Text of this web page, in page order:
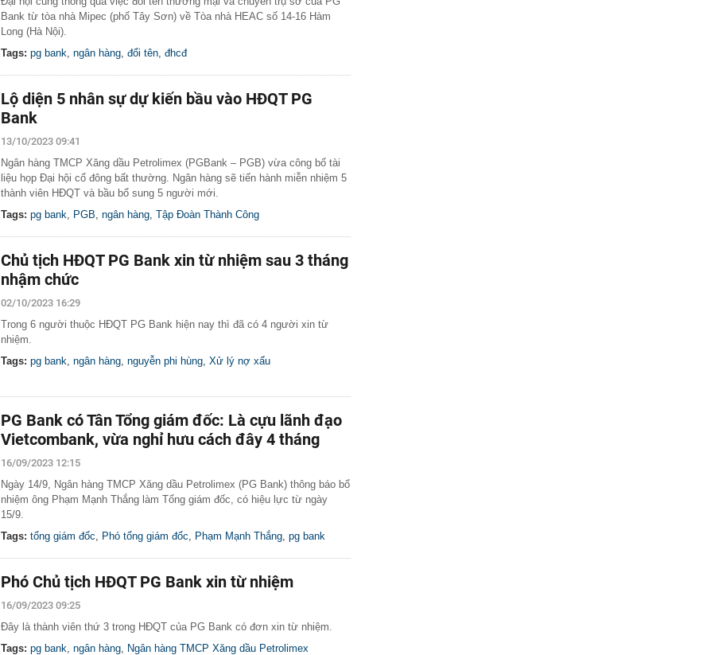
Bank từ tòa nhà Mipec (phố Tây Sơn) về Tòa nhà HEAC số 14-16 Hàm
Long (Hà Nội).
Tags: pg bank, ngân hàng, đổi tên, đhcđ
Lộ diện 5 nhân sự dự kiến bầu vào HĐQT PG
Bank
13/10/2023 09:41
Ngân hàng TMCP Xăng dầu Petrolimex (PGBank – PGB) vừa công bố tài
liệu họp Đại hội cổ đông bất thường. Ngân hàng sẽ tiến hành miễn nhiệm 5
thành viên HĐQT và bầu bổ sung 5 người mới.
Tags: pg bank, PGB, ngân hàng, Tập Đoàn Thành Công
Chủ tịch HĐQT PG Bank xin từ nhiệm sau 3 tháng
nhậm chức
02/10/2023 16:29
Trong 6 người thuộc HĐQT PG Bank hiện nay thì đã có 4 người xin từ
nhiệm.
Tags: pg bank, ngân hàng, nguyễn phi hùng, Xử lý nợ xấu
PG Bank có Tân Tổng giám đốc: Là cựu lãnh đạo
Vietcombank, vừa nghỉ hưu cách đây 4 tháng
16/09/2023 12:15
Ngày 14/9, Ngân hàng TMCP Xăng dầu Petrolimex (PG Bank) thông báo bổ
nhiệm ông Phạm Mạnh Thắng làm Tổng giám đốc, có hiệu lực từ ngày
15/9.
Tags: tổng giám đốc Phó tổng giám đốc Phạm Mạnh Thắng pg bank
Phó Chủ tịch HĐQT PG Bank xin từ nhiệm
16/09/2023 09:25
Đây là thành viên thứ 3 trong HĐQT của PG Bank có đơn xin từ nhiệm.
Tags: pg bank ngân hàng Ngân hàng TMCP Xăng dầu Petrolimex